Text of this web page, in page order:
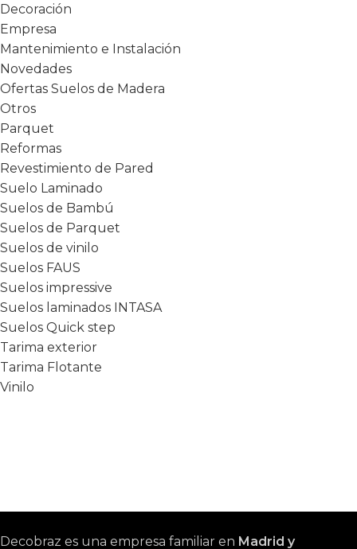
Decoración
Empresa
Mantenimiento e Instalación
Novedades
Ofertas Suelos de Madera
Otros
Parquet
Reformas
Revestimiento de Pared
Suelo Laminado
Suelos de Bambú
Suelos de Parquet
Suelos de vinilo
Suelos FAUS
Suelos impressive
Suelos laminados INTASA
Suelos Quick step
Tarima exterior
Tarima Flotante
Vinilo
Decobraz es una empresa familiar en Madrid y